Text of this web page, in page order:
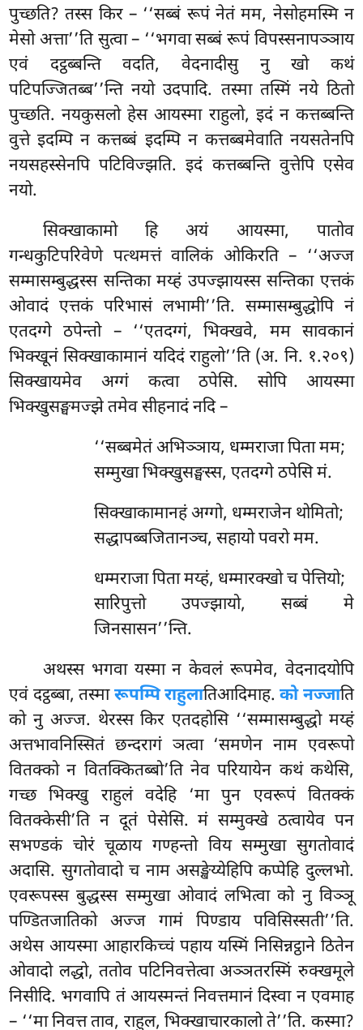
पुच्छति? तस्स किर – ‘‘सब्बं रूपं नेतं मम, नेसोहमस्मि न
मेसो अत्ता’’ति सुत्वा – ‘‘भगवा सब्बं रूपं विपस्सनापञ्ञाय
एवं दट्ठब्बन्ति वदति, वेदनादीसु नु खो कथं
पटिपज्जितब्ब’’न्ति नयो उदपादि. तस्मा तस्मिं नये ठितो
पुच्छति. नयकुसलो हेस आयस्मा राहुलो, इदं न कत्तब्बन्ति
वुत्ते इदम्पि न कत्तब्बं इदम्पि न कत्तब्बमेवाति नयसतेनपि
नयसहस्सेनपि पटिविज्झति. इदं कत्तब्बन्ति वुत्तेपि एसेव
नयो.
सिक्खाकामो हि अयं आयस्मा, पातोव
गन्धकुटिपरिवेणे पत्थमत्तं वालिकं ओकिरति – ‘‘अज्ज
सम्मासम्बुद्धस्स सन्तिका मय्हं उपज्झायस्स सन्तिका एत्तकं
ओवादं एत्तकं परिभासं लभामी’’ति. सम्मासम्बुद्धोपि नं
एतदग्गे ठपेन्तो – ‘‘एतदग्गं, भिक्खवे, मम सावकानं
भिक्खूनं सिक्खाकामानं यदिदं राहुलो’’ति (अ. नि. १.२०९)
सिक्खायमेव अग्गं कत्वा ठपेसि. सोपि आयस्मा
भिक्खुसङ्घमज्झे तमेव सीहनादं नदि –
‘‘सब्बमेतंअभिञ्ञाय, धम्मराजा पिता मम;
सम्मुखा भिक्खुसङ्घस्स, एतदग्गे ठपेसि मं.
सिक्खाकामानहं अग्गो, धम्मराजेन थोमितो;
सद्धापब्बजितानञ्च, सहायो पवरो मम.
धम्मराजा पिता मय्हं, धम्मारक्खो च पेत्तियो;
सारिपुत्तो उपज्झायो, सब्बं मे
जिनसासन’’न्ति.
अथस्स भगवा यस्मा न केवलं रूपमेव, वेदनादयोपि
एवं दट्ठब्बा, तस्मारूपम्पि राहुलातिआदिमाह.को नज्जाति
को नु अज्ज. थेरस्स किर एतदहोसि ‘‘सम्मासम्बुद्धो मय्हं
अत्तभावनिस्सितं छन्दरागं ञत्वा ‘समणेन नाम एवरूपो
वितक्को न वितक्कितब्बो’ति नेव परियायेन कथं कथेसि,
गच्छ भिक्खु राहुलं वदेहि ‘मा पुन एवरूपं वितक्कं
वितक्केसी’ति न दूतं पेसेसि. मं सम्मुक्खे ठत्वायेव पन
सभण्डकं चोरं चूळाय गण्हन्तो विय सम्मुखा सुगतोवादं
अदासि. सुगतोवादो च नाम असङ्खेय्येहिपि कप्पेहि दुल्लभो.
एवरूपस्स बुद्धस्स सम्मुखा ओवादं लभित्वा को नु विञ्ञू
पण्डितजातिको अज्ज गामं पिण्डाय पविसिस्सती’’ति.
अथेस आयस्मा आहारकिच्चं पहाय यस्मिं निसिन्नट्ठाने ठितेन
ओवादो लद्धो, ततोव पटिनिवत्तेत्वा अञ्ञतरस्मिं रुक्खमूले
निसीदि. भगवापि तं आयस्मन्तं निवत्तमानं दिस्वा न एवमाह
– ‘‘मा निवत्त ताव, राहुल, भिक्खाचारकालो ते’’ति. कस्मा?